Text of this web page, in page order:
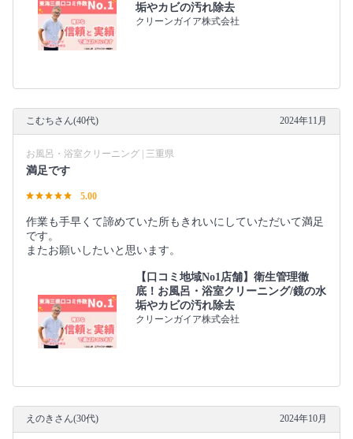
垢やカビの汚れ除去
クリーンガイア株式会社
こむちさん(40代) 2024年11月
お風呂・浴室クリーニング | 三重県
満足です
5.00
作業も手早くて諦めていた所もきれいにしていただいて満足
です。
またお願いしたいと思います。
【口コミ地域No1店舗】衛生管理徹
底！お風呂・浴室クリーニング/鏡の水
垢やカビの汚れ除去
クリーンガイア株式会社
えのきさん(30代) 2024年10月